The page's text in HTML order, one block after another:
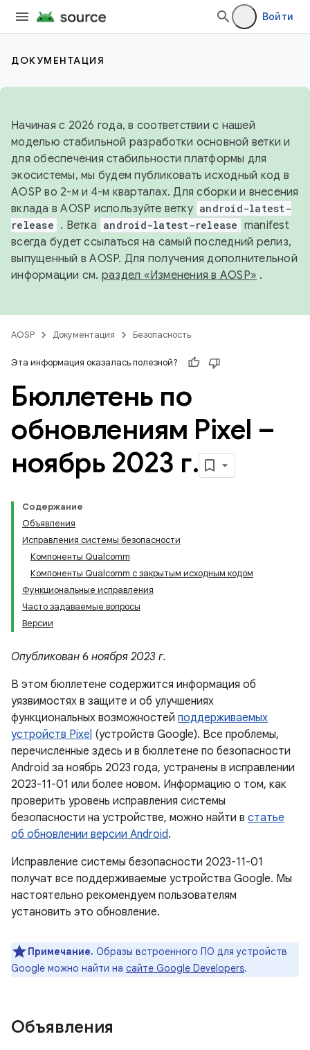
Войти
ДОКУМЕНТАЦИЯ
Начиная с 2026 года, в соответствии с нашей
моделью стабильной разработки основной ветки и
для обеспечения стабильности платформы для
экосистемы, мы будем публиковать исходный код в
AOSP во 2-м и 4-м кварталах. Для сборки и внесения
вклада в AOSP используйте ветку android-latest-
release . Ветка android-latest-release manifest
всегда будет ссылаться на самый последний релиз,
выпущенный в AOSP. Для получения дополнительной
информации см. раздел «Изменения в AOSP» .
AOSP Документация Безопасность
Эта информация оказалась полезной?
Бюллетень по
обновлениям Pixel –
ноябрь 2023 г.
Содержание
Объявления
Исправления системы безопасности
Компоненты Qualcomm
Компоненты Qualcomm с закрытым исходным кодом
Функциональные исправления
Часто задаваемые вопросы
Версии
Опубликован 6 ноября 2023 г.
В этом бюллетене содержится информация об
уязвимостях в защите и об улучшениях
функциональных возможностей поддерживаемых
устройств Pixel (устройств Google). Все проблемы,
перечисленные здесь и в бюллетене по безопасности
Android за ноябрь 2023 года, устранены в исправлении
2023-11-01 или более новом. Информацию о том, как
проверить уровень исправления системы
безопасности на устройстве, можно найти в статье
об обновлении версии Android.
Исправление системы безопасности 2023-11-01
получат все поддерживаемые устройства Google. Мы
настоятельно рекомендуем пользователям
установить это обновление.
Примечание. Образы встроенного ПО для устройств
Google можно найти на сайте Google Developers.
Объявления